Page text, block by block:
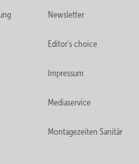
Newsletter
Editor's choice
Impressum
Mediaservice
Montagezeiten Sanitär